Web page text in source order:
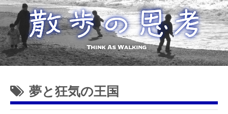
夢と狂気の王国